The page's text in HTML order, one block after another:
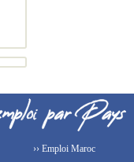
›› Emploi Maroc